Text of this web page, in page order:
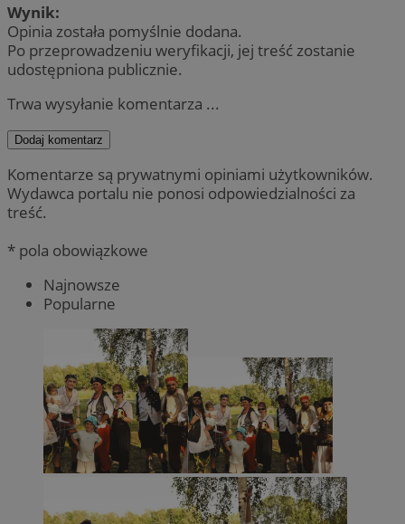
Wynik:
Opinia została pomyślnie dodana.
Po przeprowadzeniu weryfikacji, jej treść zostanie
udostępniona publicznie.
Trwa wysyłanie komentarza ...
Dodaj komentarz
Komentarze są prywatnymi opiniami użytkowników.
Wydawca portalu nie ponosi odpowiedzialności za
treść.
* pola obowiązkowe
Najnowsze
Popularne